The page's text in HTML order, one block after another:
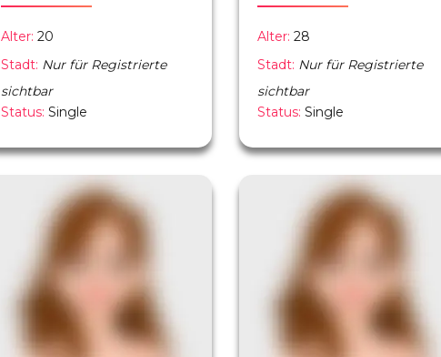
Alter: 20
Stadt: Nur für Registrierte
sichtbar
Status: Single
Alter: 28
Stadt: Nur für Registrierte
sichtbar
Status: Single